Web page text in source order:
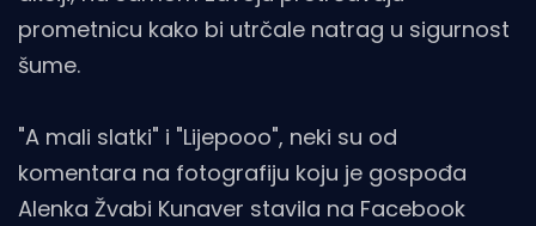
prometnicu kako bi utrčale natrag u sigurnost
šume.
"A mali slatki" i "Lijepooo", neki su od
komentara na fotografiju koju je gospođa
Alenka Žvabi Kunaver stavila na Facebook